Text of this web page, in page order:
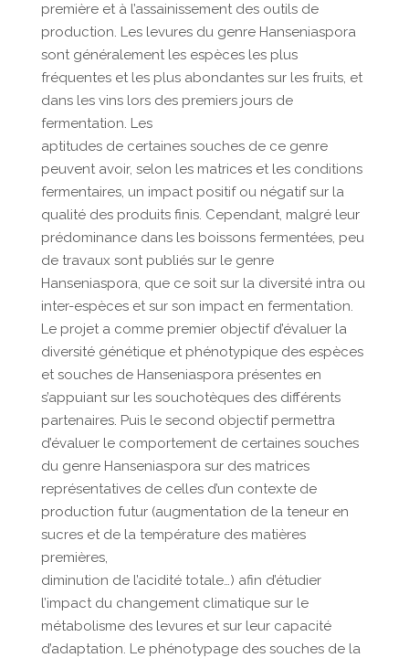
première et à l’assainissement des outils de
production. Les levures du genre Hanseniaspora
sont généralement les espèces les plus
fréquentes et les plus abondantes sur les fruits, et
dans les vins lors des premiers jours de
fermentation. Les
aptitudes de certaines souches de ce genre
peuvent avoir, selon les matrices et les conditions
fermentaires, un impact positif ou négatif sur la
qualité des produits finis. Cependant, malgré leur
prédominance dans les boissons fermentées, peu
de travaux sont publiés sur le genre
Hanseniaspora, que ce soit sur la diversité intra ou
inter-espèces et sur son impact en fermentation.
Le projet a comme premier objectif d’évaluer la
diversité génétique et phénotypique des espèces
et souches de Hanseniaspora présentes en
s’appuiant sur les souchotèques des différents
partenaires. Puis le second objectif permettra
d’évaluer le comportement de certaines souches
du genre Hanseniaspora sur des matrices
représentatives de celles d’un contexte de
production futur (augmentation de la teneur en
sucres et de la température des matières
premières,
diminution de l’acidité totale…) afin d’étudier
l’impact du changement climatique sur le
métabolisme des levures et sur leur capacité
d’adaptation. Le phénotypage des souches de la